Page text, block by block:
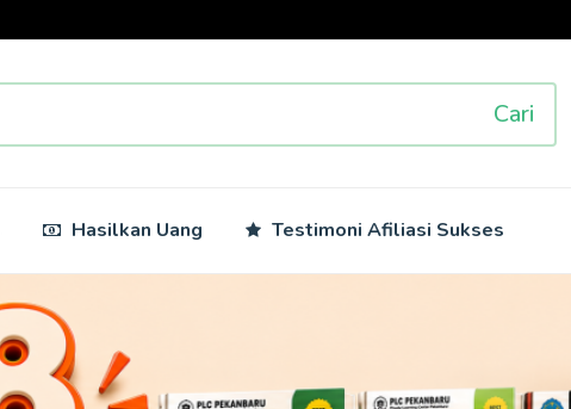
Cari
Hasilkan Uang Testimoni Afiliasi Sukses